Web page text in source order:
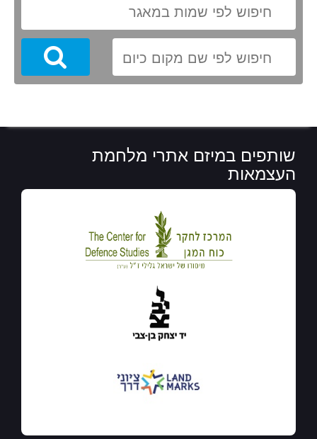
Search
שותפים במיזם אתרי מלחמת
העצמאות